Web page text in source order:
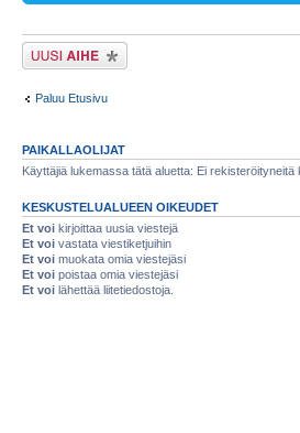
Lähetä uusi viesti
Paluu Etusivu
PAIKALLAOLIJAT
Käyttäjiä lukemassa tätä aluetta: Ei rekisteröityneitä
KESKUSTELUALUEEN OIKEUDET
Et voi kirjoittaa uusia viestejä
Et voi vastata viestiketjuihin
Et voi muokata omia viestejäsi
Et voi poistaa omia viestejäsi
Et voi lähettää liitetiedostoja.